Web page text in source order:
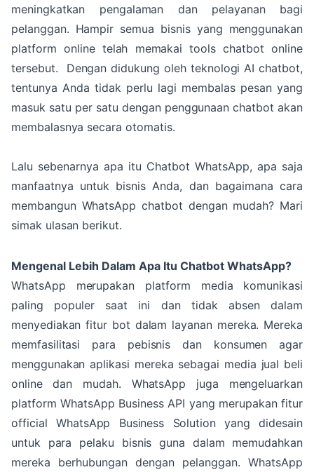
meningkatkan pengalaman dan pelayanan bagi
pelanggan. Hampir semua bisnis yang menggunakan
platform online telah memakai tools chatbot online
tersebut. Dengan didukung oleh teknologi AI chatbot,
tentunya Anda tidak perlu lagi membalas pesan yang
masuk satu per satu dengan penggunaan chatbot akan
membalasnya secara otomatis.
Lalu sebenarnya apa itu Chatbot WhatsApp, apa saja
manfaatnya untuk bisnis Anda, dan bagaimana cara
membangun WhatsApp chatbot dengan mudah? Mari
simak ulasan berikut.
Mengenal Lebih Dalam Apa Itu Chatbot WhatsApp?
WhatsApp merupakan platform media komunikasi
paling populer saat ini dan tidak absen dalam
menyediakan fitur bot dalam layanan mereka. Mereka
memfasilitasi para pebisnis dan konsumen agar
menggunakan aplikasi mereka sebagai media jual beli
online dan mudah. WhatsApp juga mengeluarkan
platform WhatsApp Business API yang merupakan fitur
official WhatsApp Business Solution yang didesain
untuk para pelaku bisnis guna dalam memudahkan
mereka berhubungan dengan pelanggan. WhatsApp